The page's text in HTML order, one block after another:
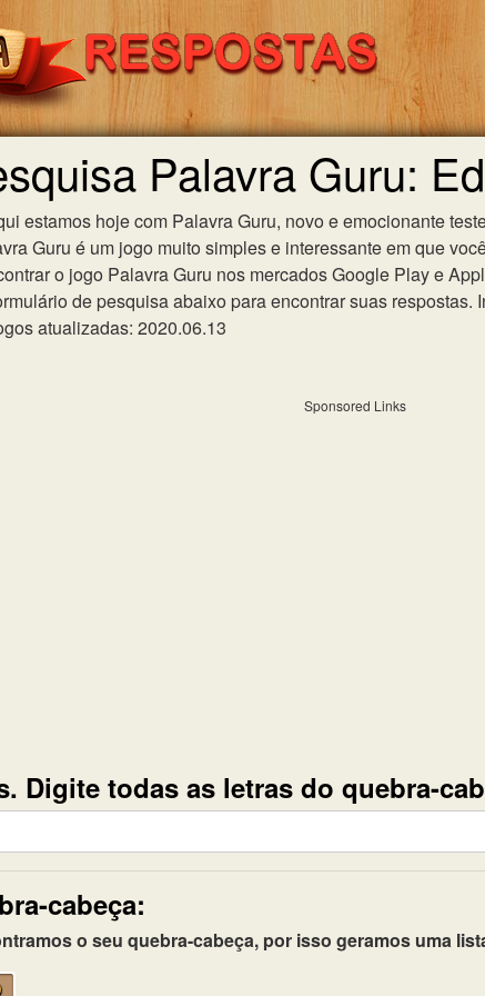
Palavra Guru:
estamos hoje com Palavra Guru, novo e emocionante
Guru é um jogo muito simples e interessante em que
o jogo Palavra Guru nos mercados Google Play e
de pesquisa abaixo para encontrar suas respostas.
atualizadas: 2020.06.13
Sponsored Links
Digite todas as letras do quebra-
cabeça:
o seu quebra-cabeça, por isso geramos uma